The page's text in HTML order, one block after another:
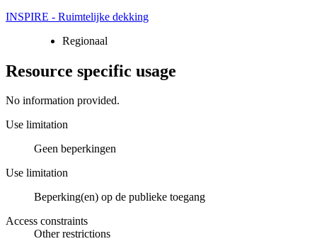
INSPIRE - Ruimtelijke dekking
Regionaal
Resource specific usage
No information provided.
Use limitation
Geen beperkingen
Use limitation
Beperking(en) op de publieke toegang
Access constraints
Other restrictions